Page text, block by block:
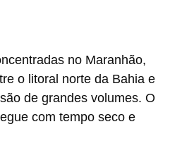
no Maranhão,
o litoral norte da Bahia e
de grandes volumes. O
com tempo seco e